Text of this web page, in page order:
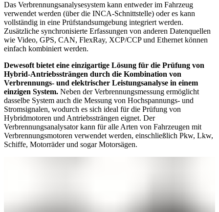
Das Verbrennungsanalysesystem kann entweder im Fahrzeug
verwendet werden (über die INCA-Schnittstelle) oder es kann
vollständig in eine Prüfstandsumgebung integriert werden.
Zusätzliche synchronisierte Erfassungen von anderen Datenquellen
wie Video, GPS, CAN, FlexRay, XCP/CCP und Ethernet können
einfach kombiniert werden.
Dewesoft bietet eine einzigartige Lösung für die Prüfung von
Hybrid-Antriebssträngen durch die Kombination von
Verbrennungs- und elektrischer Leistungsanalyse in einem
einzigen System. Neben der Verbrennungsmessung ermöglicht
dasselbe System auch die Messung von Hochspannungs- und
Stromsignalen, wodurch es sich ideal für die Prüfung von
Hybridmotoren und Antriebssträngen eignet. Der
Verbrennungsanalysator kann für alle Arten von Fahrzeugen mit
Verbrennungsmotoren verwendet werden, einschließlich Pkw, Lkw,
Schiffe, Motorräder und sogar Motorsägen.